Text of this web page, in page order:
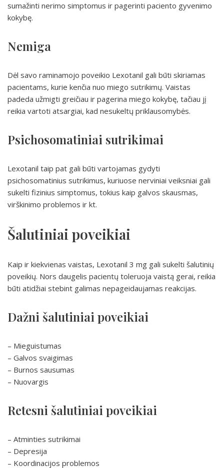
sumažinti nerimo simptomus ir pagerinti paciento gyvenimo
kokybę.
Nemiga
Dėl savo raminamojo poveikio Lexotanil gali būti skiriamas
pacientams, kurie kenčia nuo miego sutrikimų. Vaistas
padeda užmigti greičiau ir pagerina miego kokybę, tačiau jį
reikia vartoti atsargiai, kad nesukeltų priklausomybės.
Psichosomatiniai sutrikimai
Lexotanil taip pat gali būti vartojamas gydyti
psichosomatinius sutrikimus, kuriuose nerviniai veiksniai gali
sukelti fizinius simptomus, tokius kaip galvos skausmas,
virškinimo problemos ir kt.
Šalutiniai poveikiai
Kaip ir kiekvienas vaistas, Lexotanil 3 mg gali sukelti šalutinių
poveikių. Nors daugelis pacientų toleruoja vaistą gerai, reikia
būti atidžiai stebint galimas nepageidaujamas reakcijas.
Dažni šalutiniai poveikiai
– Mieguistumas
– Galvos svaigimas
– Burnos sausumas
– Nuovargis
Retesni šalutiniai poveikiai
– Atminties sutrikimai
– Depresija
– Koordinacijos problemos